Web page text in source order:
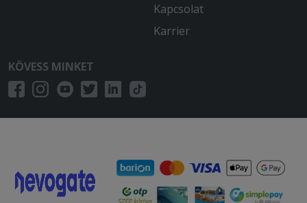
Kapcsolat
Karrier
KÖVESS MINKET